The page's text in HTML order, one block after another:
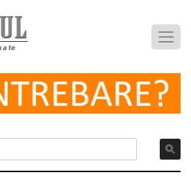
a te